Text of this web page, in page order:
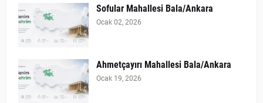
Sofular Mahallesi Bala/Ankara
Ocak 02, 2026
Ahmetçayırı Mahallesi Bala/Ankara
Ocak 19, 2026